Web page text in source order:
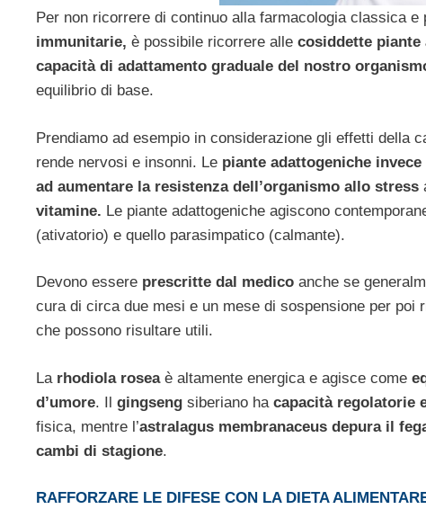
Per non ricorrere di continuo alla farmacologia classica e
immunitarie, è possibile ricorrere alle cosiddette piante
capacità di adattamento graduale del nostro
equilibrio di base.
Prendiamo ad esempio in considerazione gli effetti della
rende nervosi e insonni. Le piante adattogeniche
ad aumentare la resistenza dell’organismo allo stress
vitamine. Le piante adattogeniche agiscono
(ativatorio) e quello parasimpatico (calmante).
Devono essere prescritte dal medico anche se
cura di circa due mesi e un mese di sospensione per
che possono risultare utili.
La rhodiola roseaè altamente energica e agisce come
d’umore. Il gingseng siberiano ha capacità regolatorie
fisica, mentre l’astralagus membranaceus depura il
cambi di stagione.
RAFFORZARE LE DIFESE CON LA DIETA